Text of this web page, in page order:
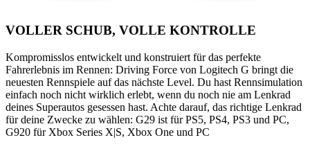
VOLLER SCHUB, VOLLE KONTROLLE
Kompromisslos entwickelt und konstruiert für das perfekte
Fahrerlebnis im Rennen: Driving Force von Logitech G bringt die
neuesten Rennspiele auf das nächste Level. Du hast Rennsimulation
einfach noch nicht wirklich erlebt, wenn du noch nie am Lenkrad
deines Superautos gesessen hast. Achte darauf, das richtige Lenkrad
für deine Zwecke zu wählen: G29 ist für PS5, PS4, PS3 und PC,
G920 für Xbox Series X|S, Xbox One und PC